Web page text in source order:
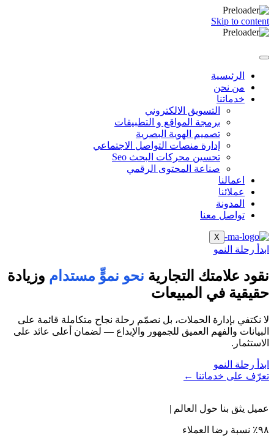
Skip to content
الرئيسية
من نحن
خدماتنا
التسويق الالكتروني
برمجة المواقع و التطبيقات
تصميم الهوية البصرية
إدارة منصات التواصل الاجتماعي
تحسين محركات البحث Seo
صناعة المحتوى الرقمي
اعمالنا
عملائنا
المدونة
تواصل معنا
X
ابدأ رحلة النمو
نقود علامتك التجارية نحو نموٍّ مستدام وزيادة
حقيقية في المبيعات
لا نكتفي بإدارة الحملات، بل نصمّم رحلة نجاح متكاملة قائمة على
البيانات والفهم العميق للجمهور والإبداع — لضمان أعلى عائد على
الاستثمار.
ابدأ رحلة النمو
تعرّف على خدماتنا ←
عميل يثق بنا حول العالم |
٩٨٪ نسبة رضا العملاء